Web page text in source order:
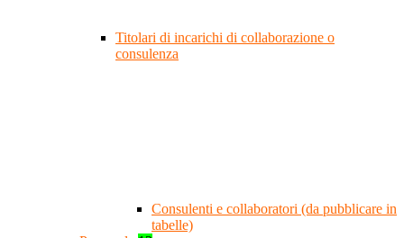
Titolari di incarichi di collaborazione o
consulenza
Consulenti e collaboratori (da pubblicare in
tabelle)